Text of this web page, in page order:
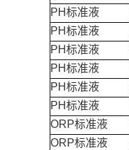
PH标准液
PH标准液
PH标准液
PH标准液
PH标准液
PH标准液
ORP标准液
ORP标准液